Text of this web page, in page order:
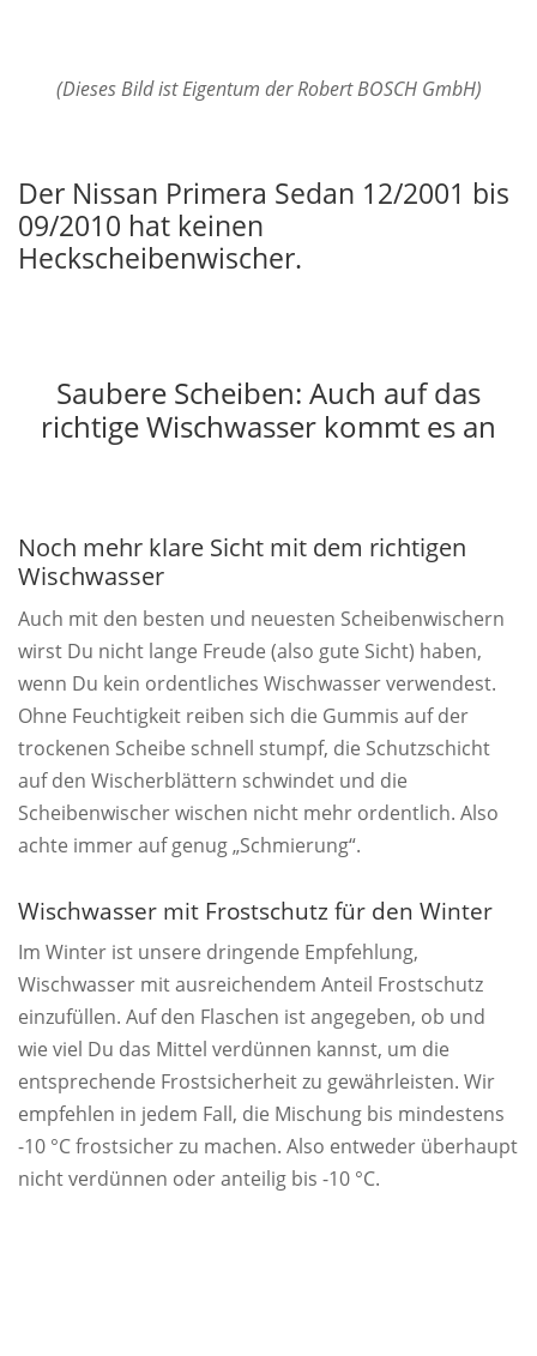
(Dieses Bild ist Eigentum der Robert BOSCH GmbH)
Der Nissan Primera Sedan 12/2001 bis
09/2010 hat keinen
Heckscheibenwischer.
Saubere Scheiben: Auch auf das
richtige Wischwasser kommt es an
Noch mehr klare Sicht mit dem richtigen
Wischwasser
Auch mit den besten und neuesten Scheibenwischern
wirst Du nicht lange Freude (also gute Sicht) haben,
wenn Du kein ordentliches Wischwasser verwendest.
Ohne Feuchtigkeit reiben sich die Gummis auf der
trockenen Scheibe schnell stumpf, die Schutzschicht
auf den Wischerblättern schwindet und die
Scheibenwischer wischen nicht mehr ordentlich. Also
achte immer auf genug „Schmierung“.
Wischwasser mit Frostschutz für den Winter
Im Winter ist unsere dringende Empfehlung,
Wischwasser mit ausreichendem Anteil Frostschutz
einzufüllen. Auf den Flaschen ist angegeben, ob und
wie viel Du das Mittel verdünnen kannst, um die
entsprechende Frostsicherheit zu gewährleisten. Wir
empfehlen in jedem Fall, die Mischung bis mindestens
-10 °C frostsicher zu machen. Also entweder überhaupt
nicht verdünnen oder anteilig bis -10 °C.